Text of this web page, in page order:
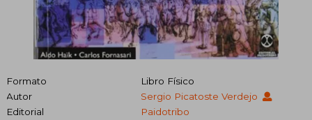
Formato
Libro Físico
Autor
Sergio Picatoste Verdejo
Editorial
Paidotribo